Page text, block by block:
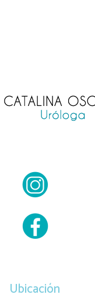
Ubicación